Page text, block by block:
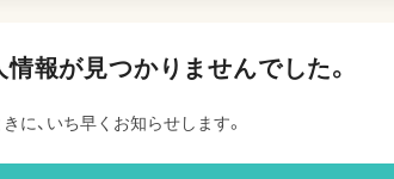
報が見つかりませんでした。
に、いち早くお知らせします。